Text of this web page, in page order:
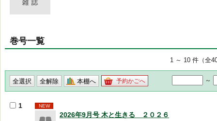
巻号一覧
1 ～ 10 件（全
本棚へ 予約かごへ ～
1 NEW
2026年9月号 木と生きる ２０２６